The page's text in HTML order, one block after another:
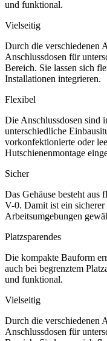
und funktional.
Vielseitig
Durch die verschiedenen
Anschlussdosen für
Bereich. Sie lassen sich
Installationen integrieren.
Flexibel
Die Anschlussdosen sind
unterschiedliche
vorkonfektionierte oder
Hutschienenmontage
Sicher
Das Gehäuse besteht
V-0. Damit ist ein
Arbeitsumgebungen
Platzsparendes
Die kompakte Bauform
auch bei begrenztem
und funktional.
Vielseitig
Durch die verschiedenen
Anschlussdosen für